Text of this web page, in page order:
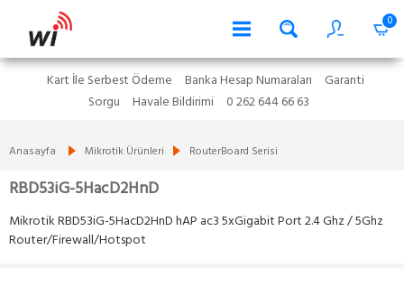
0
Kart İle Serbest Ödeme Banka Hesap Numaraları
Garanti
Sorgu
Havale Bildirimi 0 262 644 66 63
Anasayfa Mikrotik Ürünleri RouterBoard Serisi
RBD53iG-5HacD2HnD
Mikrotik RBD53iG-5HacD2HnD hAP ac3 5xGigabit Port 2.4 Ghz / 5Ghz
Router/Firewall/Hotspot